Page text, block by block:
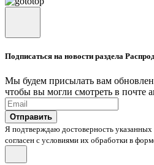
Подписаться на новости раздела
Мы будем присылать вам
чтобы вы могли смотреть в почте
Отправить
Я подтверждаю достоверность
согласен с условиями их обработки в